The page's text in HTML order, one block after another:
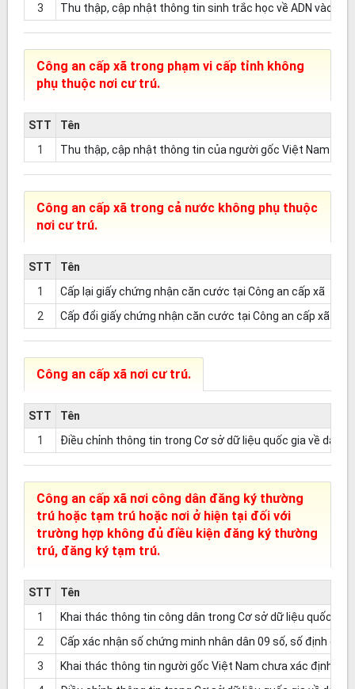
3 Thu thập, cập nhật thông tin sinh trắc học về ADN vào
Công an cấp xã trong phạm vi cấp tỉnh không
phụ thuộc nơi cư trú.
STT
Tên
1
Thu thập, cập nhật thông tin của người gốc Việt Nam
Công an cấp xã trong cả nước không phụ thuộc
nơi cư trú.
STT Tên
1
Cấp lại giấy chứng nhận căn cước tại Công an cấp xã
2
Cấp đổi giấy chứng nhận căn cước tại Công an cấp xã
Công an cấp xã nơi cư trú.
STT
Tên
1
Điều chỉnh thông tin trong Cơ sở dữ liệu quốc gia về dân
Công an cấp xã nơi công dân đăng ký thường
trú hoặc tạm trú hoặc nơi ở hiện tại đối với
trường hợp không đủ điều kiện đăng ký thường
trú, đăng ký tạm trú.
STT
Tên
1
Khai thác thông tin công dân trong Cơ sở dữ liệu quốc gia
2
Cấp xác nhận số chứng minh nhân dân 09 số, số định
3
Khai thác thông tin người gốc Việt Nam chưa xác định